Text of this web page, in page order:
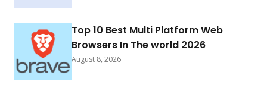
Top 10 Best Multi Platform Web
Browsers In The world 2026
August 8, 2026